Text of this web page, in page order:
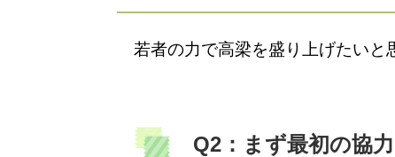
若者の力で高梁を盛り上げたいと
Q2：まず最初の協